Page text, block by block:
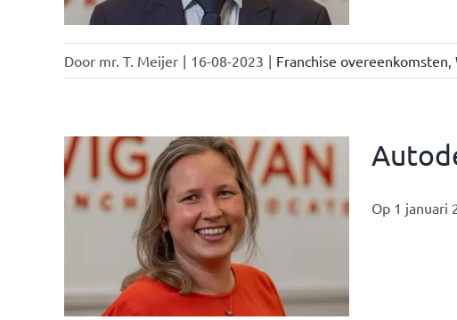
Door mr. T. Meijer | 16-08-2023 | Franchise overeenkomsten,
Op 1 januari